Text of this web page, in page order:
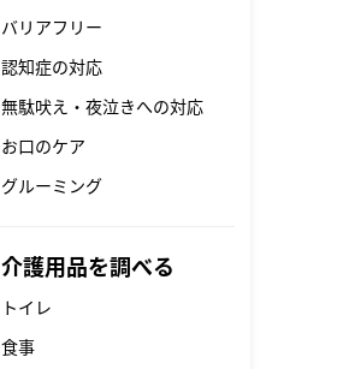
バリアフリー
認知症の対応
無駄吠え・夜泣きへの対応
お口のケア
グルーミング
介護用品を調べる
トイレ
食事